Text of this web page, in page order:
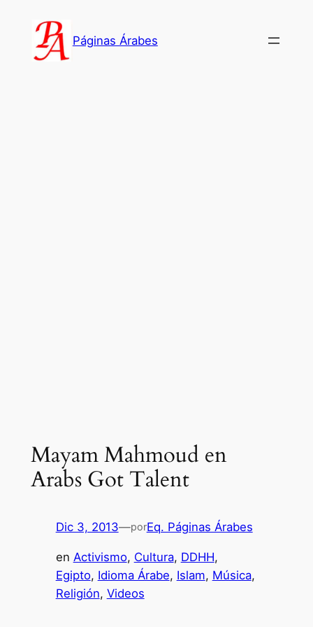
contenido
Páginas Árabes
Mayam Mahmoud en
Arabs Got Talent‬
Dic 3, 2013—porEq. Páginas Árabes
en Activismo, Cultura, DDHH
Egipto, Idioma Árabe, Islam, Música
Religión, Videos